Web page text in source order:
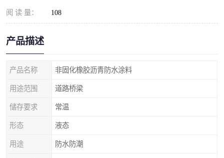
阅 读 量： 108
产品描述
产品名称 非固化橡胶沥青防水涂料
用途范围 道路桥梁
储存要求 常温
形态 液态
用途 防水防潮